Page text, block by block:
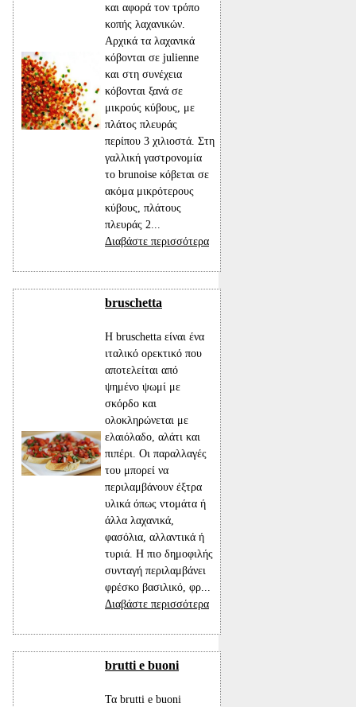
και αφορά τον τρόπο
κοπής λαχανικών.
Αρχικά τα λαχανικά
κόβονται σε julienne
και στη συνέχεια
κόβονται ξανά σε
μικρούς κύβους, με
πλάτος πλευράς
περίπου 3 χιλιοστά. Στη
γαλλική γαστρονομία
το brunoise κόβεται σε
ακόμα μικρότερους
κύβους, πλάτους
πλευράς 2...
Διαβάστε περισσότερα
bruschetta
Η bruschetta είναι ένα
ιταλικό ορεκτικό που
αποτελείται από
ψημένο ψωμί με
σκόρδο και
ολοκληρώνεται με
ελαιόλαδο, αλάτι και
πιπέρι. Οι παραλλαγές
του μπορεί να
περιλαμβάνουν έξτρα
υλικά όπως ντομάτα ή
άλλα λαχανικά,
φασόλια, αλλαντικά ή
τυριά. Η πιο δημοφιλής
συνταγή περιλαμβάνει
φρέσκο βασιλικό, φρ...
Διαβάστε περισσότερα
brutti e buoni
Τα brutti e buoni